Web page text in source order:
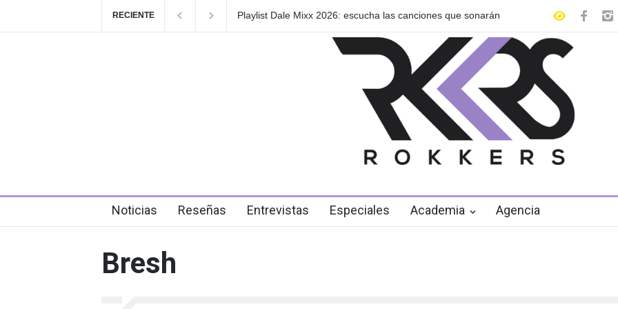
RECIENTE
Playlist Dale Mixx 2026: escucha las canciones que sonarán
GRLS anuncia su nuevo EP: Pink
Noticias Reseñas Entrevistas Especiales Academia Agencia
Bresh